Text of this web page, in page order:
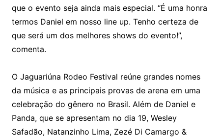
que o evento seja ainda mais especial. “É uma honra
termos Daniel em nosso line up. Tenho certeza de
que será um dos melhores shows do evento!”,
comenta.
O Jaguariúna Rodeo Festival reúne grandes nomes
da música e as principais provas de arena em uma
celebração do gênero no Brasil. Além de Daniel e
Panda, que se apresentam no dia 19, Wesley
Safadão, Natanzinho Lima, Zezé Di Camargo &